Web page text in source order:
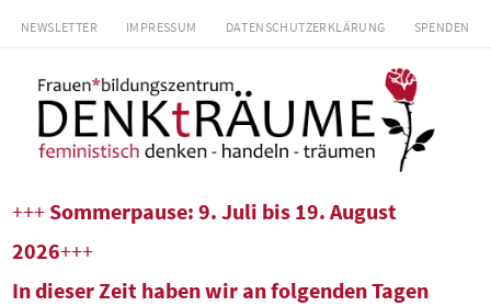
Zum
springen
NEWSLETTER IMPRESSUM DATENSCHUTZERKLÄRUNG SPENDEN
+++ Sommerpause: 9. Juli bis 19. August
2026+++
In dieser Zeit haben wir an folgenden Tagen